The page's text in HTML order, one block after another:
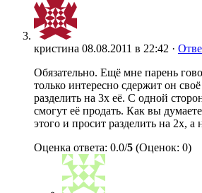
кристина 08.08.2011 в 22:42 ·
Обязательно. Ещё мне парень
только интересно сдержит он
разделить на 3х её. С одной
смогут её продать. Как вы
этого и просит разделить на 2х, а
Оценка ответа: 0.0/5 (Оценок: 0)